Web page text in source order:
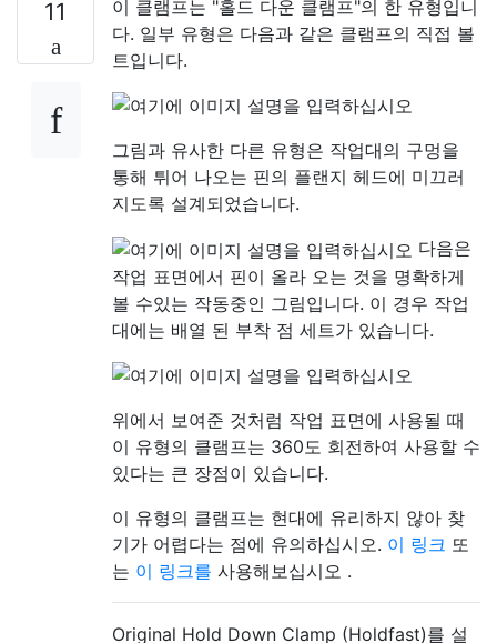
11
이 클램프는 "홀드 다운 클램프"의 한 유형입니
다. 일부 유형은 다음과 같은 클램프의 직접 볼
트입니다.
그림과 유사한 다른 유형은 작업대의 구멍을
통해 튀어 나오는 핀의 플랜지 헤드에 미끄러
지도록 설계되었습니다.
다음은
작업 표면에서 핀이 올라 오는 것을 명확하게
볼 수있는 작동중인 그림입니다. 이 경우 작업
대에는 배열 된 부착 점 세트가 있습니다.
위에서 보여준 것처럼 작업 표면에 사용될 때
이 유형의 클램프는 360도 회전하여 사용할 수
있다는 큰 장점이 있습니다.
이 유형의 클램프는 현대에 유리하지 않아 찾
기가 어렵다는 점에 유의하십시오. 이 링크 또
는 이 링크를 사용해보십시오 .
Original Hold Down Clamp (Holdfast)를 설